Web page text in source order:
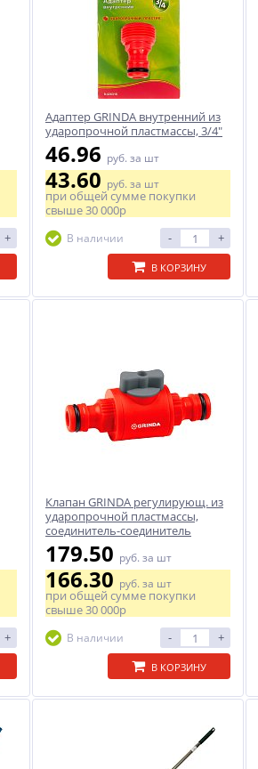
+
Адаптер GRINDA внутренний из
ударопрочной пластмассы, 3/4"
46.96 руб. за шт
43.60руб. за шт
при общей сумме покупки
свыше30 000р
В наличии - +
В КОРЗИНУ
+
Клапан GRINDA регулирующ. из
ударопрочной пластмассы,
соединитель-соединитель
179.50 руб. за шт
166.30руб. за шт
при общей сумме покупки
свыше30 000р
В наличии - +
В КОРЗИНУ